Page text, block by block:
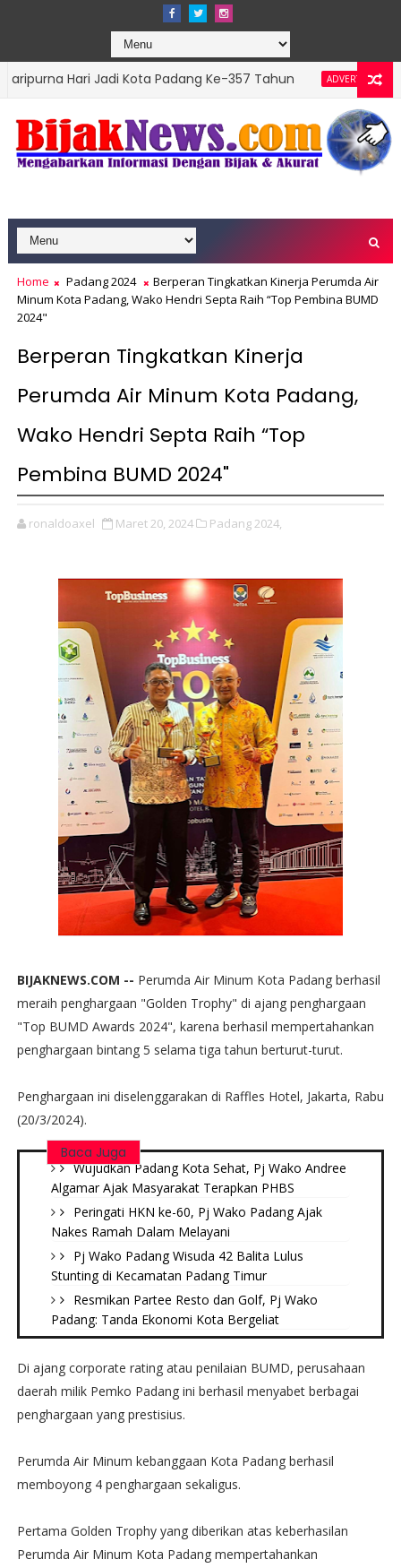
Jadi Kota Padang Ke-357 Tahun ADVERTORIAL
DPRD
Home Padang 2024
Berperan Tingkatkan Kinerja Perumda Air
Minum Kota Padang, Wako Hendri Septa Raih “Top Pembina BUMD
2024"
Berperan Tingkatkan Kinerja
Perumda Air Minum Kota Padang,
Wako Hendri Septa Raih “Top
Pembina BUMD 2024"
ronaldoaxel Maret 20, 2024 Padang 2024,
BIJAKNEWS.COM -- Perumda Air Minum Kota Padang berhasil
meraih penghargaan "Golden Trophy" di ajang penghargaan
"Top BUMD Awards 2024", karena berhasil mempertahankan
penghargaan bintang 5 selama tiga tahun berturut-turut.
Penghargaan ini diselenggarakan di Raffles Hotel, Jakarta, Rabu
(20/3/2024).
Baca Juga
Wujudkan Padang Kota Sehat, Pj Wako Andree
Algamar Ajak Masyarakat Terapkan PHBS
Peringati HKN ke-60, Pj Wako Padang Ajak
Nakes Ramah Dalam Melayani
Pj Wako Padang Wisuda 42 Balita Lulus
Stunting di Kecamatan Padang Timur
Resmikan Partee Resto dan Golf, Pj Wako
Padang: Tanda Ekonomi Kota Bergeliat
Di ajang corporate rating atau penilaian BUMD, perusahaan
daerah milik Pemko Padang ini berhasil menyabet berbagai
penghargaan yang prestisius.
Perumda Air Minum kebanggaan Kota Padang berhasil
memboyong 4 penghargaan sekaligus.
Pertama Golden Trophy yang diberikan atas keberhasilan
Perumda Air Minum Kota Padang mempertahankan